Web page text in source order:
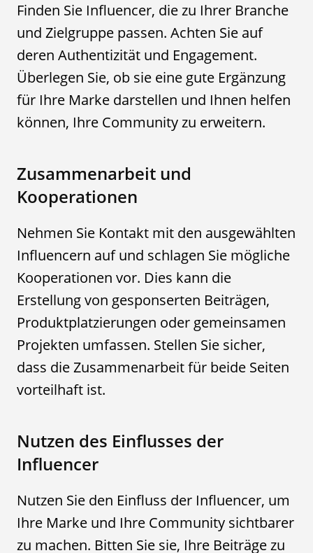
Finden Sie Influencer, die zu Ihrer Branche
und Zielgruppe passen. Achten Sie auf
deren Authentizität und Engagement.
Überlegen Sie, ob sie eine gute Ergänzung
für Ihre Marke darstellen und Ihnen helfen
können, Ihre Community zu erweitern.
Zusammenarbeit und
Kooperationen
Nehmen Sie Kontakt mit den ausgewählten
Influencern auf und schlagen Sie mögliche
Kooperationen vor. Dies kann die
Erstellung von gesponserten Beiträgen,
Produktplatzierungen oder gemeinsamen
Projekten umfassen. Stellen Sie sicher,
dass die Zusammenarbeit für beide Seiten
vorteilhaft ist.
Nutzen des Einflusses der
Influencer
Nutzen Sie den Einfluss der Influencer, um
Ihre Marke und Ihre Community sichtbarer
zu machen. Bitten Sie sie, Ihre Beiträge zu